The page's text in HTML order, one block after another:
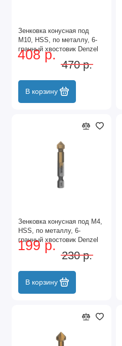
Зенковка конусная под
М10, HSS, по металлу, 6-
гранный хвостовик Denzel
408 р.
470 р.
В корзину
Зенковка конусная под М4,
HSS, по металлу, 6-
гранный хвостовик Denzel
199 р.
230 р.
В корзину